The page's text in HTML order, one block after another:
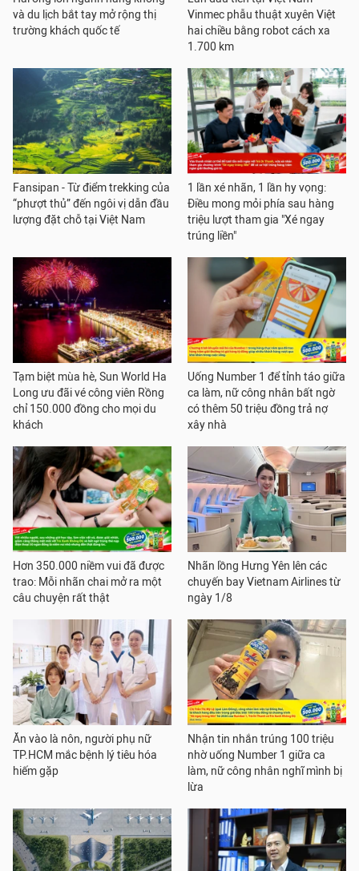
và du lịch bắt tay mở rộng thị
trường khách quốc tế
Vinmec phẫu thuật xuyên Việt
hai chiều bằng robot cách xa
1.700 km
Fansipan - Từ điểm trekking của
“phượt thủ” đến ngôi vị dẫn đầu
lượng đặt chỗ tại Việt Nam
1 lần xé nhãn, 1 lần hy vọng:
Điều mong mỏi phía sau hàng
triệu lượt tham gia "Xé ngay
trúng liền"
Tạm biệt mùa hè, Sun World Ha
Long ưu đãi vé công viên Rồng
chỉ 150.000 đồng cho mọi du
khách
Uống Number 1 để tỉnh táo giữa
ca làm, nữ công nhân bất ngờ
có thêm 50 triệu đồng trả nợ
xây nhà
Hơn 350.000 niềm vui đã được
trao: Mỗi nhãn chai mở ra một
câu chuyện rất thật
Nhãn lồng Hưng Yên lên các
chuyến bay Vietnam Airlines từ
ngày 1/8
Ăn vào là nôn, người phụ nữ
TP.HCM mắc bệnh lý tiêu hóa
hiếm gặp
Nhận tin nhắn trúng 100 triệu
nhờ uống Number 1 giữa ca
làm, nữ công nhân nghĩ mình bị
lừa